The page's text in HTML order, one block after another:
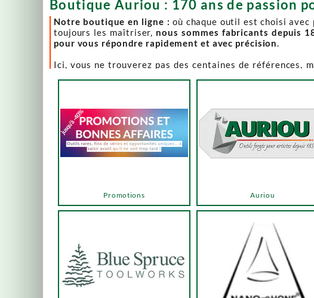
Boutique Auriou : 170 ans de passion
Notre boutique en ligne :où chaque outil est choisi
toujours les maîtriser, nous sommes fabricants depuis
pour vous répondre rapidement et avec précision.
Ici, vous ne trouverez pas des centaines de références,
accéder via les menus ou les boutons ci-dessous.
Un produit en rupture de stock ? Nous travaillons
en savoir plus.
En bas de cette page, découvrez l’intégralité de notre
Promotions Auriou